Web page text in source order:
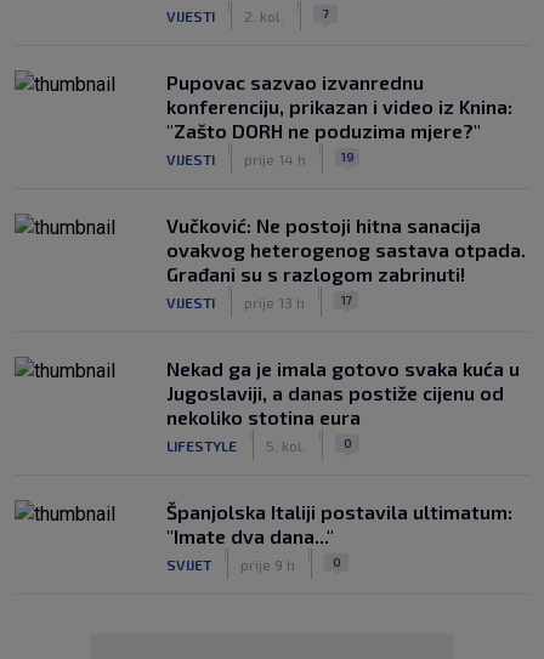
VIJESTI 2. kol. 7
Pupovac sazvao izvanrednu
konferenciju, prikazan i video iz Knina:
"Zašto DORH ne poduzima mjere?"
VIJESTI prije 14 h 19
Vučković: Ne postoji hitna sanacija
ovakvog heterogenog sastava otpada.
Građani su s razlogom zabrinuti!
VIJESTI prije 13 h 17
Nekad ga je imala gotovo svaka kuća u
Jugoslaviji, a danas postiže cijenu od
nekoliko stotina eura
LIFESTYLE 5. kol. 0
Španjolska Italiji postavila ultimatum:
"Imate dva dana..."
SVIJET prije 9 h 0